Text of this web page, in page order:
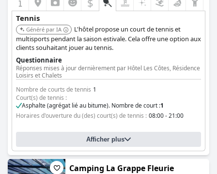
Tennis
Généré par IA
L'hôtel propose un court de tennis et
multisports pendant la saison estivale. Cela offre une option aux
clients souhaitant jouer au tennis.
Questionnaire
Réponses mises à jour dernièrement par Hôtel Les Côtes, Résidence
Loisirs et Chalets
Nombre de courts de tennis 1
Court(s) de tennis :
Asphalte (agrégat lié au bitume). Nombre de court :1
Horaires d'ouverture du (des) court(s) de tennis : 08:00 - 21:00
Afficher plus
Camping La Grappe Fleurie